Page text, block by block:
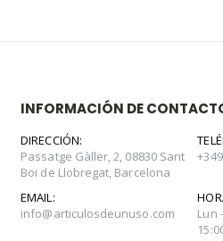
INFORMACIÓN DE
DIRECCIÓN:
Passatge Gàller, 2, 08830 Sant
Boi de Llobregat, Barcelona
EMAIL:
info@articulosdeunuso.com
Lun